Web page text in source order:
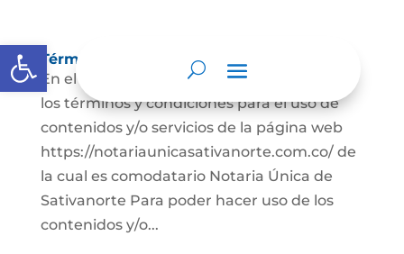
Abrir barra de herramientas
Términos y condiciones
En el presente documento se establecen
los términos y condiciones para el uso de
contenidos y/o servicios de la página web
https://notariaunicasativanorte.com.co/ de
la cual es comodatario Notaria Única de
Sativanorte Para poder hacer uso de los
contenidos y/o...